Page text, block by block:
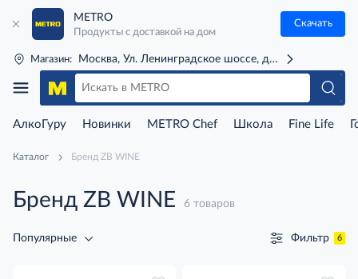
METRO
Продукты с доставкой на дом
Скачать
Магазин: Москва, Ул. Ленинградское шоссе, д. 71Г (м. Речной
АлкоГуру Новинки METRO Chef Школа Fine Life
Каталог Бренд ZB WINE
Бренд ZB WINE 6 товаров
Популярные Фильтр 6